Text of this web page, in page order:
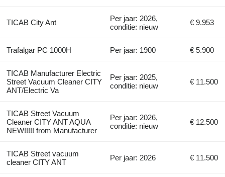
TICAB City Ant
Per jaar: 2026,
conditie: nieuw
€ 9.953
Trafalgar PC 1000H Per jaar: 1900 € 5.900
TICAB Manufacturer Electric
Street Vacuum Cleaner CITY
ANT/Electric Va
Per jaar: 2025,
conditie: nieuw
€ 11.500
TICAB Street Vacuum
Cleaner CITY ANT AQUA
NEW!!!!! from Manufacturer
Per jaar: 2026,
conditie: nieuw
€ 12.500
TICAB Street vacuum
cleaner CITY ANT
Per jaar: 2026 € 11.500